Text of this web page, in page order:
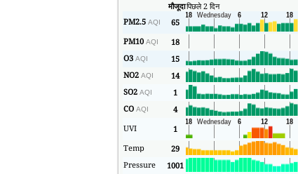
मौजूदापिछले 2 दिन
PM2.5 AQI 65
PM10 AQI 18
O3 AQI 15
NO2 AQI 14
SO2 AQI 1
CO AQI 4
UVI
1
Temp
29
Pressure
1001